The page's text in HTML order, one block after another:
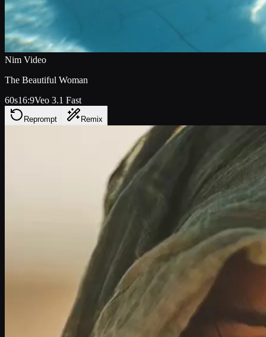
Nim Video
The Beautiful Woman
60s16:9Veo 3.1 Fast
Reprompt Remix